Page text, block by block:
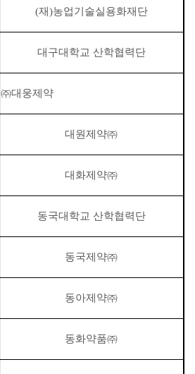
(재)농업기술실용화재단
대구대학교 산학협력단
㈜대웅제약
대원제약㈜
대화제약㈜
동국대학교 산학협력단
동국제약㈜
동아제약㈜
동화약품㈜